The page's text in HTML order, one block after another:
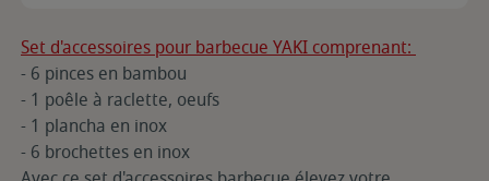
Set d'accessoires pour barbecue YAKI comprenant:
- 6 pinces en bambou
- 1 poêle à raclette, oeufs
- 1 plancha en inox
- 6 brochettes en inox